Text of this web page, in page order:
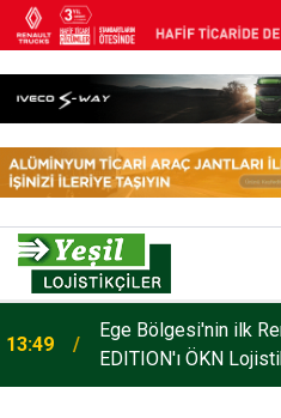
13:49
Ege Bölgesi'nin ilk
EDITION'ı ÖKN